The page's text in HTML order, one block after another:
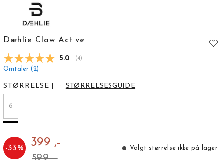
Dæhlie Claw Active
Gjennomsnittskarakter:
5.0 (stemmer:
4)
Omtaler (2)
STØRRELSE STØRRELSESGUIDE
6
-33% 399 ,-
599 ,-
Valgt størrelse ikke på lager